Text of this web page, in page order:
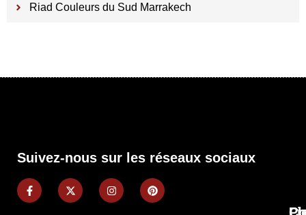
Riad Couleurs du Sud Marrakech
Suivez-nous sur les réseaux sociaux